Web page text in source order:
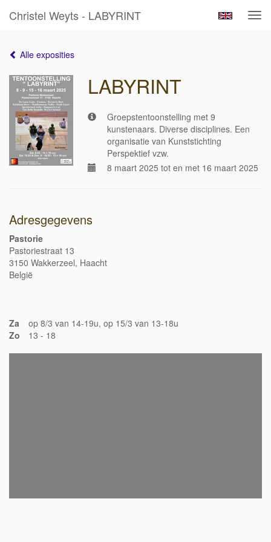
Christel Weyts - LABYRINT
Alle exposities
LABYRINT
Groepstentoonstelling met 9
kunstenaars. Diverse disciplines. Een
organisatie van Kunststichting
Perspektief vzw.
8 maart 2025 tot en met 16 maart 2025
Adresgegevens
Pastorie
Pastoriestraat 13
3150 Wakkerzeel, Haacht
België
Za
op 8/3 van 14-19u, op 15/3 van 13-18u
Zo
13 - 18